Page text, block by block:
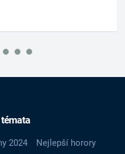
2024
Nejlepší horory